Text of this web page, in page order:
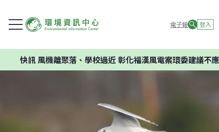
電子報 登入
風機離聚落、學校過近 彰化福漢風電案環委建議不應開發